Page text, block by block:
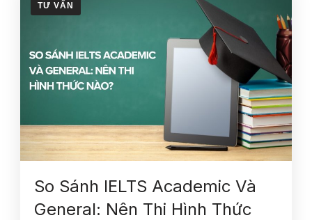
TƯ VẤN
So Sánh IELTS Academic Và
General: Nên Thi Hình Thức